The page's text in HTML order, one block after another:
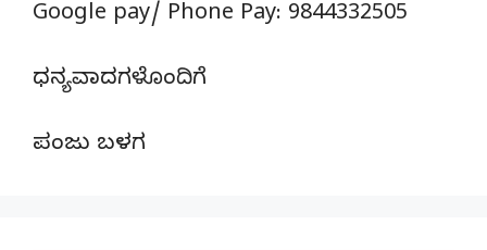
Google pay/ Phone Pay: 9844332505
ಧನ್ಯವಾದಗಳೊಂದಿಗೆ
ಪಂಜು ಬಳಗ